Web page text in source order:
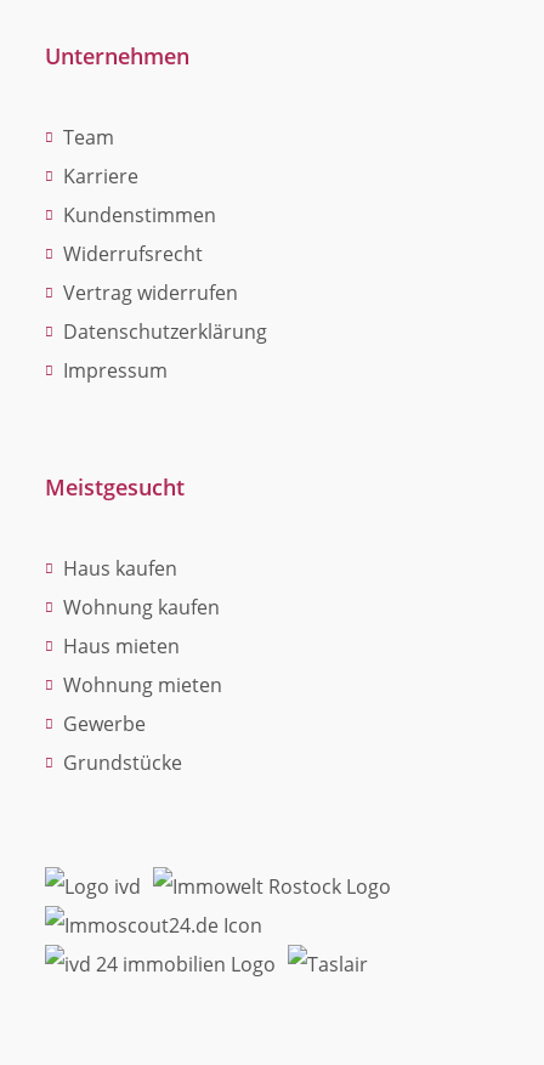
Unternehmen
Team
Karriere
Kundenstimmen
Widerrufsrecht
Vertrag widerrufen
Datenschutzerklärung
Impressum
Meistgesucht
Haus kaufen
Wohnung kaufen
Haus mieten
Wohnung mieten
Gewerbe
Grundstücke